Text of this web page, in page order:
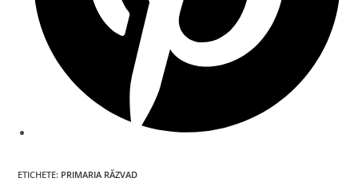
ETICHETE: PRIMARIA RĂZVAD